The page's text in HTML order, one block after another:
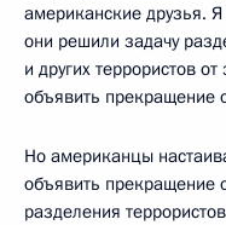
американские друзья.
они решили задачу
и других террористов
объявить прекращение
Но американцы
объявить прекращение
разделения